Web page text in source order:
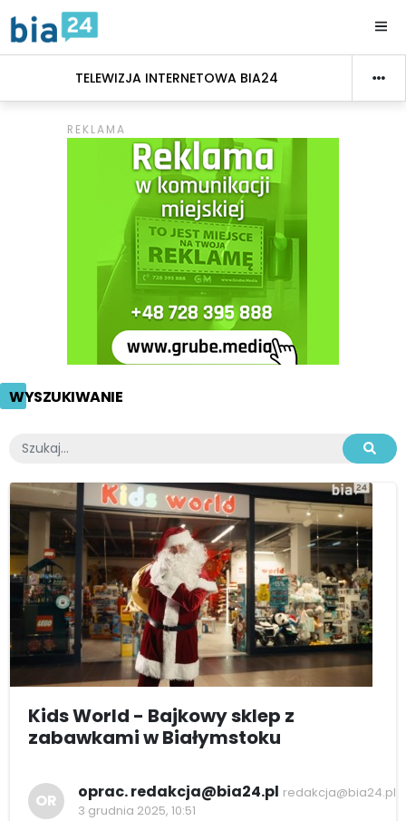
TELEWIZJA INTERNETOWA BIA24
WYSZUKIWANIE
Kids World - Bajkowy sklep z
zabawkami w Białymstoku
OR oprac. redakcja@bia24.pl redakcja@bia24.pl
3 grudnia 2025, 10:51